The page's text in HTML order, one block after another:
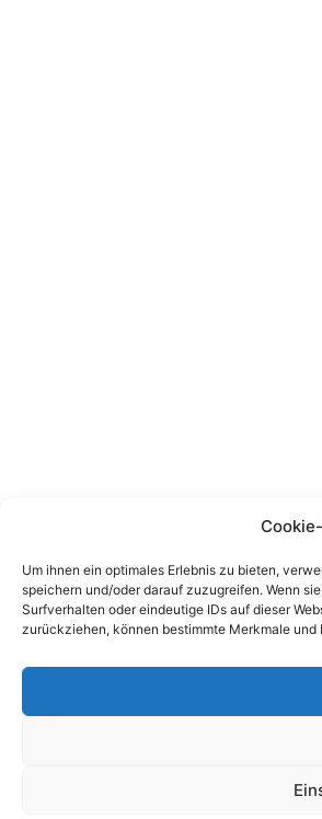
Um ihnen ein optimales Erlebnis zu bieten,
speichern und/oder darauf zuzugreifen. Wenn
Surfverhalten oder eindeutige IDs auf dieser
zurückziehen, können bestimmte Merkmale